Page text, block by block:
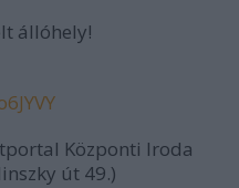
állóhely!
Központi Iroda
út 49.)